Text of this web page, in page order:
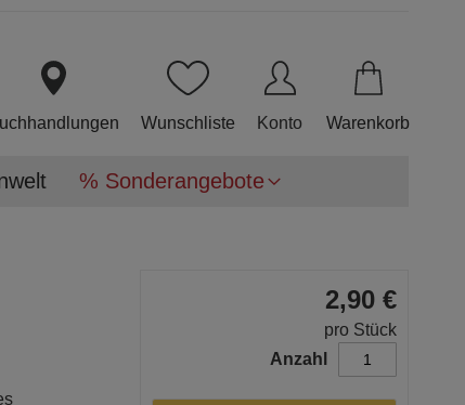
Wunschliste Konto Warenkorb
% Sonderangebote
2,90 €
pro Stück
Anzahl